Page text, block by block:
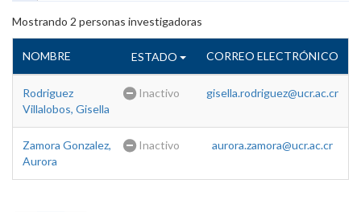
Mostrando 2 personas investigadoras
NOMBRE ESTADO CORREO ELECTRÓNICO
Rodriguez
Villalobos, Gisella
Inactivo gisella.rodriguez@ucr.ac.cr
Zamora Gonzalez,
Aurora
Inactivo aurora.zamora@ucr.ac.cr